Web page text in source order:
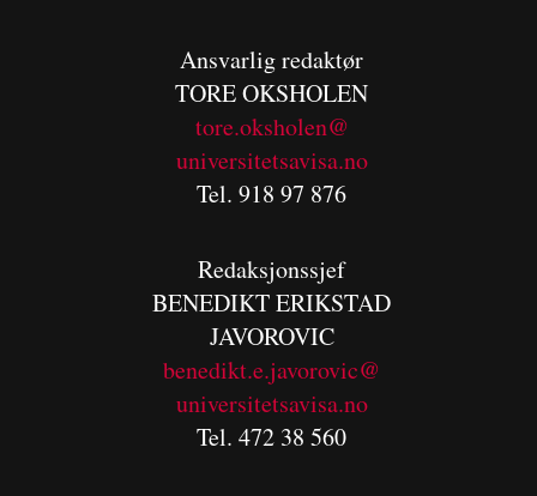
Ansvarlig redaktør
TORE OKSHOLEN
tore.oksholen@
universitetsavisa.no
Tel. 918 97 876
Redaksjonssjef
BENEDIKTERIKSTAD
JAVOROVIC
benedikt.e.javorovic@
universitetsavisa.no
Tel. 472 38 560